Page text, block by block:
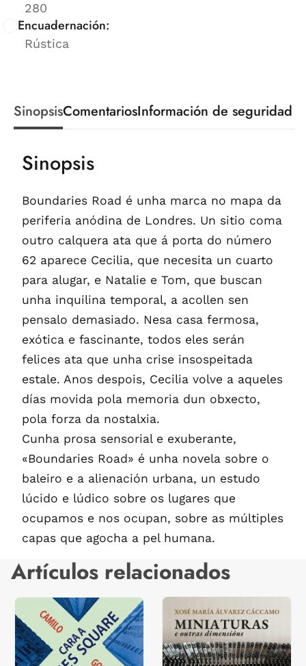
280
Encuadernación:
Rústica
SinopsisComentariosInformación de seguridad
Sinopsis
Boundaries Road é unha marca no mapa da
periferia anódina de Londres. Un sitio coma
outro calquera ata que á porta do número
62 aparece Cecilia, que necesita un cuarto
para alugar, e Natalie e Tom, que buscan
unha inquilina temporal, a acollen sen
pensalo demasiado. Nesa casa fermosa,
exótica e fascinante, todos eles serán
felices ata que unha crise insospeitada
estale. Anos despois, Cecilia volve a aqueles
días movida pola memoria dun obxecto,
pola forza da nostalxia.
Cunha prosa sensorial e exuberante,
«Boundaries Road» é unha novela sobre o
baleiro e a alienación urbana, un estudo
lúcido e lúdico sobre os lugares que
ocupamos e nos ocupan, sobre as múltiples
capas que agocha a pel humana.
Artículos relacionados